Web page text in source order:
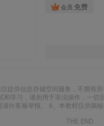
会员 免费
提供信息存储空间服务，不拥有
学习，请勿用于非法操作，一
向客服举报。 6、本教程仅供揭
THE END